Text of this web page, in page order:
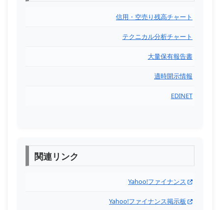
信用・空売り残高チャート
テクニカル分析チャート
大量保有報告書
適時開示情報
EDINET
関連リンク
Yahoo!ファイナンス
Yahoo!ファイナンス掲示板